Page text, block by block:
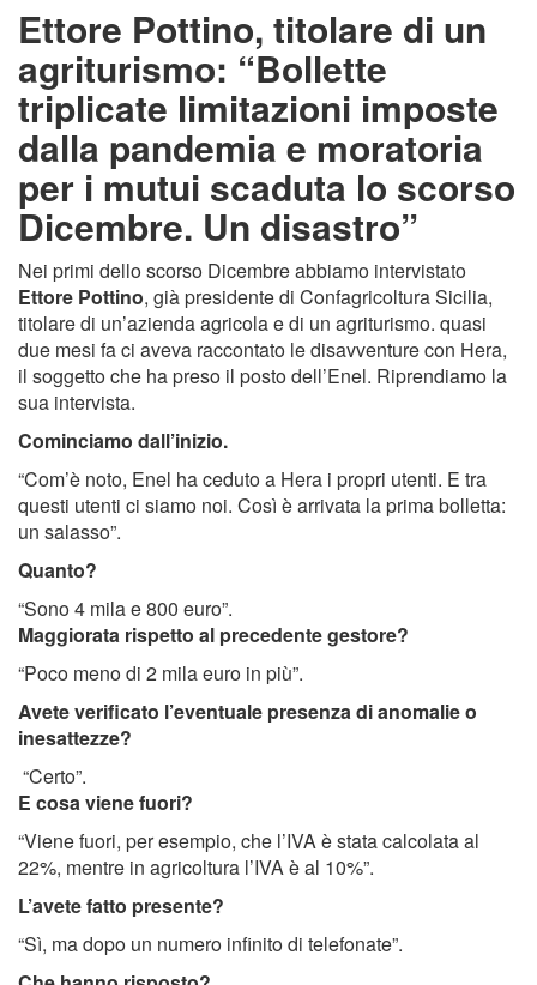
Ettore Pottino, titolare di un
agriturismo: “Bollette
triplicate limitazioni imposte
dalla pandemia e moratoria
per i mutui scaduta lo scorso
Dicembre. Un disastro”
Nei primi dello scorso Dicembre abbiamo intervistato
Ettore Pottino, già presidente di Confagricoltura Sicilia,
titolare di un’azienda agricola e di un agriturismo. quasi
due mesi fa ci aveva raccontato le disavventure con Hera,
il soggetto che ha preso il posto dell’Enel. Riprendiamo la
sua intervista.
Cominciamo dall’inizio.
“Com’è noto, Enel ha ceduto a Hera i propri utenti. E tra
questi utenti ci siamo noi. Così è arrivata la prima bolletta:
un salasso”.
Quanto?
“Sono 4 mila e 800 euro”.
Maggiorata rispetto al precedente gestore?
“Poco meno di 2 mila euro in più”.
Avete verificato l’eventuale presenza di anomalie o
inesattezze?
“Certo”.
E cosa viene fuori?
“Viene fuori, per esempio, che l’IVA è stata calcolata al
22%, mentre in agricoltura l’IVA è al 10%”.
L’avete fatto presente?
“Sì, ma dopo un numero infinito di telefonate”.